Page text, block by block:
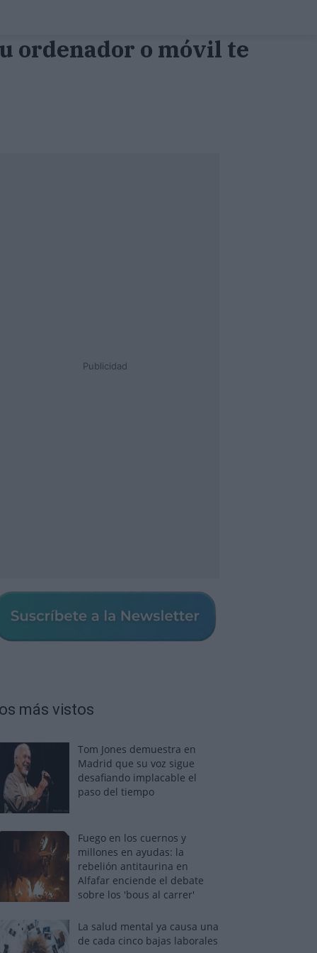
ordenador o móvil te
Publicidad
más vistos
Tom Jones demuestra en
Madrid que su voz sigue
desafiando implacable el
paso del tiempo
Fuego en los cuernos y
millones en ayudas: la
rebelión antitaurina en
Alfafar enciende el debate
sobre los 'bous al carrer'
La salud mental ya causa una
de cada cinco bajas laborales